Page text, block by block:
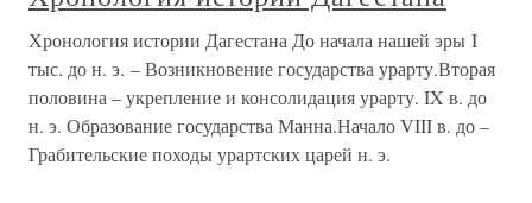
Хронология истории Дагестана До начала нашей эры I
тыс. до н. э. – Возникновение государства урарту.Вторая
половина – укрепление и консолидация урарту. IX в. до
н. э. Образование государства Манна.Начало VIII в. до –
Грабительские походы урартских царей н. э.